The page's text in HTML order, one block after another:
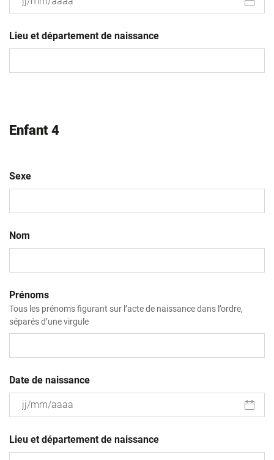
slash
MM
Lieu et département de naissance
Enfant 4
Sexe
Nom
Prénoms
Tous les prénoms figurant sur l’acte de naissance dans l’ordre,
séparés d’une virgule
Date de naissance
slash
MM
Lieu et département de naissance